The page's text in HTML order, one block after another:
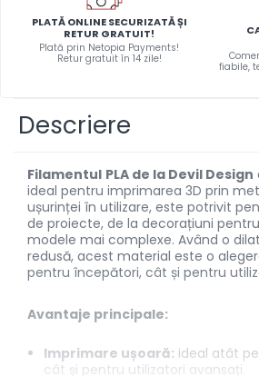
Panouri solare
Scule si aparate de masura
Scule manuale si electrice
Cabluri, conectori si izolatie
Module Peltier, racire si
incalzire
banc de lucru
Cabluri si adaptoare
terminale
PLATĂ ONLINE SECURIZATĂ ȘI
RETUR GRATUIT!
Plată prin Netopia Payments!
Retur gratuit în 14 zile!
fiabile,
Descriere
Filamentul PLA de la Devil Design
ideal pentru imprimarea 3D prin
ușurinței în utilizare, este potrivit
de proiecte, de la decorațiuni
modele mai complexe. Având o
redusă, acest material este o
pentru începători, cât și pentru
Avantaje principale:
Imprimare ușoară: ideal atât
cât și pentru utilizatori avansați.